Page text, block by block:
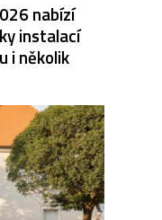
nabízí
instalací
i několik